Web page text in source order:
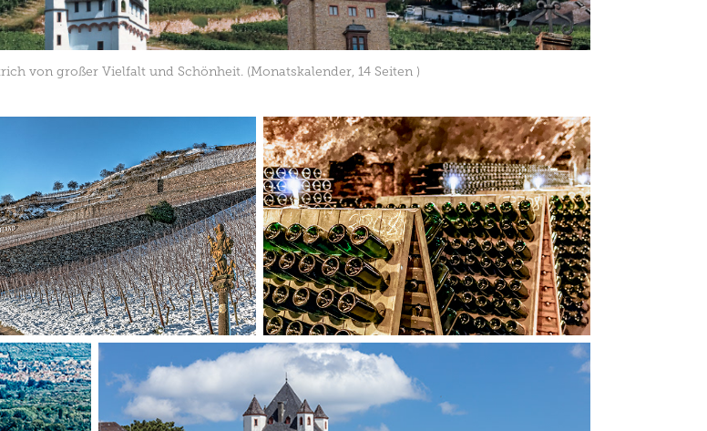
von großer Vielfalt und Schönheit. (Monatskalender, 14 Seiten )